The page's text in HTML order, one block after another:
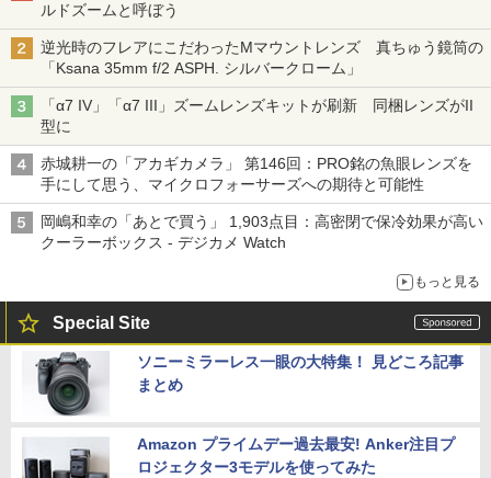
ルドズームと呼ぼう
逆光時のフレアにこだわったMマウントレンズ 真ちゅう鏡筒の
「Ksana 35mm f/2 ASPH. シルバークローム」
「α7 IV」「α7 III」ズームレンズキットが刷新 同梱レンズがII
型に
赤城耕一の「アカギカメラ」 第146回：PRO銘の魚眼レンズを
手にして思う、マイクロフォーサーズへの期待と可能性
岡嶋和幸の「あとで買う」 1,903点目：高密閉で保冷効果が高い
クーラーボックス - デジカメ Watch
もっと見る
Special Site
ソニーミラーレス一眼の大特集！ 見どころ記事
まとめ
Amazon プライムデー過去最安! Anker注目プ
ロジェクター3モデルを使ってみた